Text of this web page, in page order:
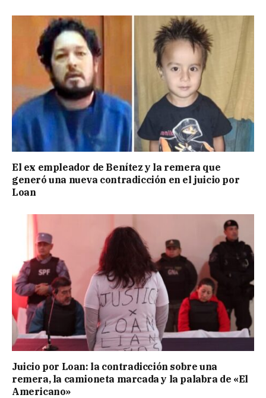
El ex empleador de Benítez y la remera que
generó una nueva contradicción en el juicio por
Loan
Juicio por Loan: la contradicción sobre una
remera, la camioneta marcada y la palabra de «El
Americano»